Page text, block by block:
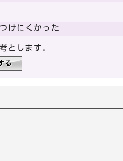
けにくかった
とします。